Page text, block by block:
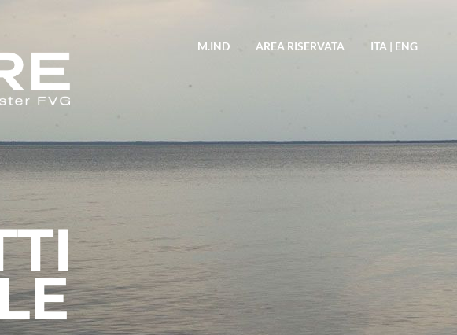
M.IND AREA RISERVATA ITA | ENG